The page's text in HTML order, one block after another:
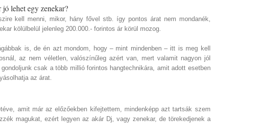
lehet egy zenekar?
kell menni, mikor, hány fővel stb. így pontos árat nem mondanék,
kölülbelül jelenleg 200.000.- forintos ár körül mozog.
is, de én azt mondom, hogy – mint mindenben – itt is meg kell
az nem véletlen, valószínűleg azért van, mert valamit nagyon jól
csak a több millió forintos hangtechnikára, amit adott esetben
az árat.
amit már az előzőekben kifejtettem, mindenképp azt tartsák szem
magukat, ezért legyen az akár Dj, vagy zenekar, de törekedjenek a